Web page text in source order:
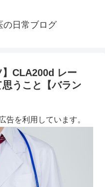
の日常ブログ
】CLA200d レー
うこと【バラン
を利用しています。